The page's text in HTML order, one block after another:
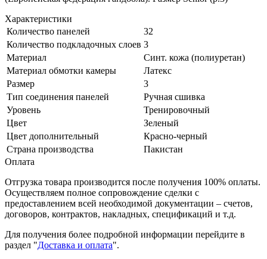
Характеристики
Количество панелей
32
Количество подкладочных слоев 3
Материал
Синт. кожа (полиуретан)
Материал обмотки камеры
Латекс
Размер
3
Тип соединения панелей
Ручная сшивка
Уровень
Тренировочный
Цвет
Зеленый
Цвет дополнительный
Красно-черный
Страна производства
Пакистан
Оплата
Отгрузка товара производится после получения 100% оплаты.
Осуществляем полное сопровождение сделки с
предоставлением всей необходимой документации – счетов,
договоров, контрактов, накладных, спецификаций и т.д.
Для получения более подробной информации перейдите в
раздел "Доставка и оплата".